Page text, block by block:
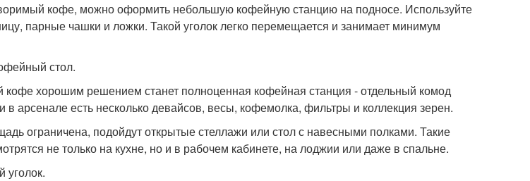
кофе, можно оформить небольшую кофейную станцию на подносе. Используйте
парные чашки и ложки. Такой уголок легко перемещается и занимает минимум
стол.
кофе хорошим решением станет полноценная кофейная станция - отдельный комод
в арсенале есть несколько девайсов, весы, кофемолка, фильтры и коллекция зерен.
ограничена, подойдут открытые стеллажи или стол с навесными полками. Такие
не только на кухне, но и в рабочем кабинете, на лоджии или даже в спальне.
уголок.